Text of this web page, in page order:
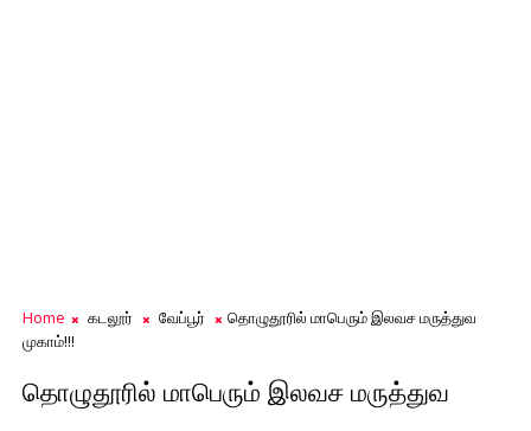
Home கடலூர் வேப்பூர்
தொழுதூரில் மாபெரும் இலவச மருத்துவ
முகாம்!!!
தொழுதூரில் மாபெரும் இலவச மருத்துவ